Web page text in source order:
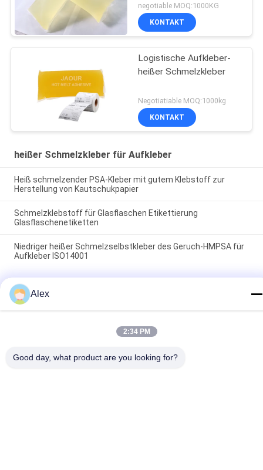
negotiable MOQ:1000KG
KONTAKT
Logistische Aufkleber-
heißer Schmelzkleber
Negotiatiable MOQ:1000kg
KONTAKT
heißer Schmelzkleber für Aufkleber
Heiß schmelzender PSA-Kleber mit gutem Klebstoff zur
Herstellung von Kautschukpapier
Schmelzklebstoff für Glasflaschen Etikettierung
Glasflaschenetiketten
Niedriger heißer Schmelzselbstkleber des Geruch-HMPSA für
Aufkleber ISO14001
Beliebte Kategorien
Heißer
Schmelzselbstkleber
Psa-Selbstkleber PSA-KLEBER
Alex
2:34 PM
Good day, what product are you looking for?